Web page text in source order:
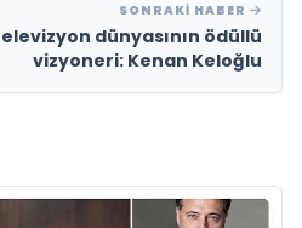
yarışma düzenlendi
sürede unutuldu. Biz
SONRAKI HABER
dünyasının ödüllü
vizyoneri: Kenan Keloğlu